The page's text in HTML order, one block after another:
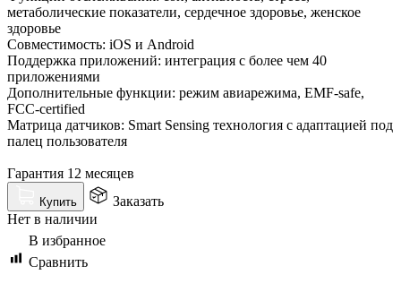
метаболические показатели, сердечное здоровье, женское
здоровье
Совместимость: iOS и Android
Поддержка приложений: интеграция с более чем 40
приложениями
Дополнительные функции: режим авиарежима, EMF-safe,
FCC-certified
Матрица датчиков: Smart Sensing технология с адаптацией под
палец пользователя
Гарантия 12 месяцев
Купить
Заказать
Нет в наличии
В избранное
Сравнить